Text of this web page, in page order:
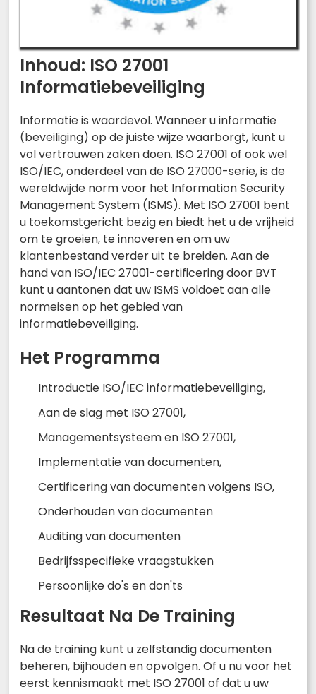
Inhoud: ISO 27001
Informatiebeveiliging
Informatie is waardevol. Wanneer u informatie
(beveiliging) op de juiste wijze waarborgt, kunt u
vol vertrouwen zaken doen. ISO 27001 of ook wel
ISO/IEC, onderdeel van de ISO 27000-serie, is de
wereldwijde norm voor het Information Security
Management System (ISMS). Met ISO 27001 bent
u toekomstgericht bezig en biedt het u de vrijheid
om te groeien, te innoveren en om uw
klantenbestand verder uit te breiden. Aan de
hand van ISO/IEC 27001-certificering door BVT
kunt u aantonen dat uw ISMS voldoet aan alle
normeisen op het gebied van
informatiebeveiliging.
Het Programma
Introductie ISO/IEC informatiebeveiliging,
Aan de slag met ISO 27001,
Managementsysteem en ISO 27001,
Implementatie van documenten,
Certificering van documenten volgens ISO,
Onderhouden van documenten
Auditing van documenten
Bedrijfsspecifieke vraagstukken
Persoonlijke do's en don'ts
Resultaat Na De Training
Na de training kunt u zelfstandig documenten
beheren, bijhouden en opvolgen. Of u nu voor het
eerst kennismaakt met ISO 27001 of dat u uw